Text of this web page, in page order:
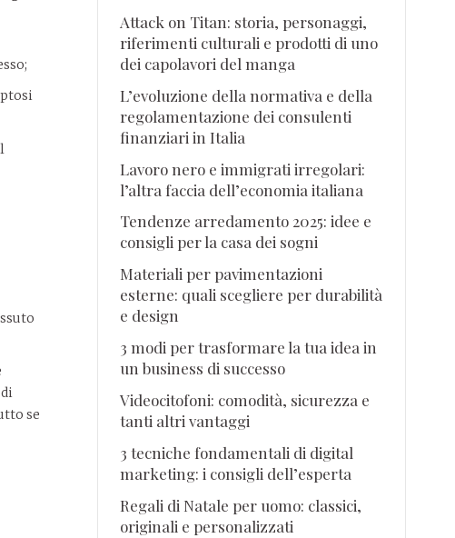
se
Attack on Titan: storia, personaggi,
riferimenti culturali e prodotti di uno
dei capolavori del manga
L’evoluzione della normativa e della
regolamentazione dei consulenti
finanziari in Italia
Lavoro nero e immigrati irregolari:
l’altra faccia dell’economia italiana
Tendenze arredamento 2025: idee e
consigli per la casa dei sogni
Materiali per pavimentazioni
esterne: quali scegliere per durabilità
e design
3 modi per trasformare la tua idea in
un business di successo
Videocitofoni: comodità, sicurezza e
tanti altri vantaggi
3 tecniche fondamentali di digital
marketing: i consigli dell’esperta
Regali di Natale per uomo: classici,
originali e personalizzati